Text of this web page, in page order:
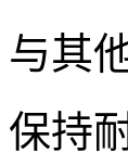
与其
保持